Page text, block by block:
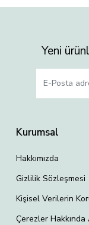
Yeni
Kurumsal
Hakkımızda
Gizlilik Sözleşmesi
Kişisel Verilerin
Çerezler Hakkında